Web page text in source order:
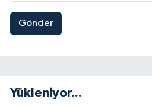
Gönder
Yükleniyor...